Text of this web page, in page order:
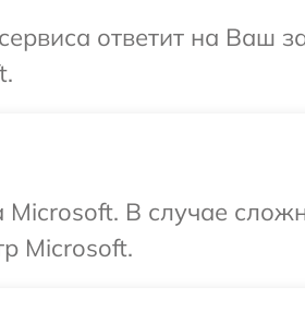
ответит на Ваш
Microsoft. В случае
Microsoft.